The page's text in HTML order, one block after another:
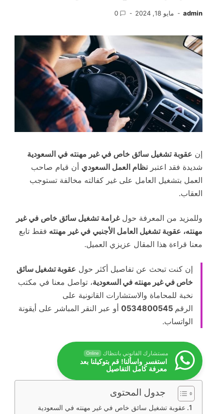
admin مايو 18, 2024 0
إن عقوبة تشغيل سائق خاص في غير مهنته في السعودية
شديدة فقد اعتبر نظام العمل السعودي أن قيام صاحب
العمل بتشغيل العامل على غير كفالته مخالفة تستوجب
العقاب.
وللمزيد من المعرفة حولغرامة تشغيل سائق خاص في غير
مهنته، عقوبة تشغيل العامل الأجنبي في غير مهنته فقط تابع
معنا قراءة هذا المقال عزيزي العميل.
إن كنت تبحث عن تفاصيل أكثر حول عقوبة تشغيل سائق
خاص في غير مهنته في السعودية، تواصل معنا في مكتب
نخبة للمحاماة والاستشارات القانونية على
الرقم
أو عبر النقر المباشر على أيقونة
الواتساب.
مستشارك القانوني بانتظاك Online
استفسر واسألنا! قم بتوكيلنا بعد
معرفة كامل التفاصيل
جدول المحتوى
عقوبة تشغيل سائق خاص في غير مهنته في السعودية